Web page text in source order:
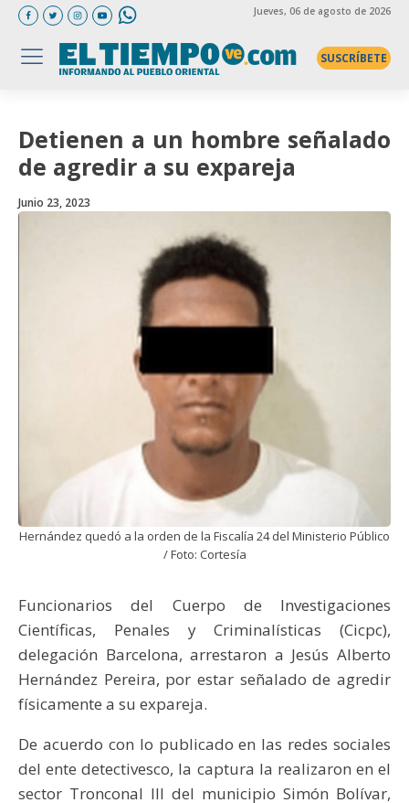
Jueves, 06 de agosto de 2026
SUSCRÍBETE
Detienen a un hombre señalado
de agredir a su expareja
Junio 23, 2023
Hernández quedó a la orden de la Fiscalía 24 del Ministerio Público
/ Foto: Cortesía
Funcionarios del Cuerpo de Investigaciones
Científicas, Penales y Criminalísticas (Cicpc),
delegación Barcelona, arrestaron a Jesús Alberto
Hernández Pereira, por estar señalado de agredir
físicamente a su expareja.
De acuerdo con lo publicado en las redes sociales
del ente detectivesco, la captura la realizaron en el
sector Tronconal III del municipio Simón Bolívar,